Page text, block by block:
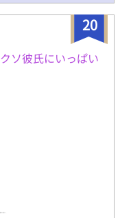
20
ソ彼氏にいっぱい